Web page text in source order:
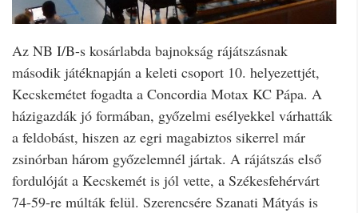
Az NB I/B-s kosárlabda bajnokság rájátszásnak
második játéknapján a keleti csoport 10. helyezettjét,
Kecskemétet fogadta a Concordia Motax KC Pápa. A
házigazdák jó formában, győzelmi esélyekkel várhatták
a feldobást, hiszen az egri magabiztos sikerrel már
zsinórban három győzelemnél jártak. A rájátszás első
fordulóját a Kecskemét is jól vette, a Székesfehérvárt
74-59-re múlták felül. Szerencsére Szanati Mátyás is